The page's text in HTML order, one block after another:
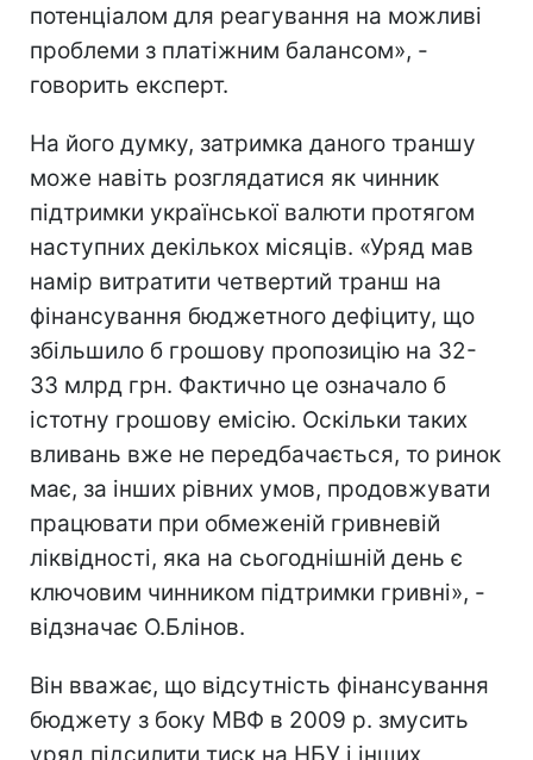
потенціалом для реагування на можливі
проблеми з платіжним балансом», -
говорить експерт.
На його думку, затримка даного траншу
може навіть розглядатися як чинник
підтримки української валюти протягом
наступних декількох місяців. «Уряд мав
намір витратити четвертий транш на
фінансування бюджетного дефіциту, що
збільшило б грошову пропозицію на 32-
33 млрд грн. Фактично це означало б
істотну грошову емісію. Оскільки таких
вливань вже не передбачається, то ринок
має, за інших рівних умов, продовжувати
працювати при обмеженій гривневій
ліквідності, яка на сьогоднішній день є
ключовим чинником підтримки гривні», -
відзначає О.Блінов.
Він вважає, що відсутність фінансування
бюджету з боку МВФ в 2009 р. змусить
уряд підсилити тиск на НБУ і інших